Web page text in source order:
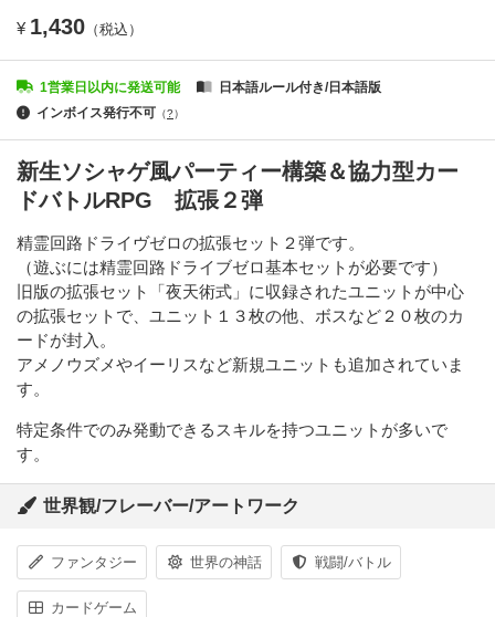
¥ 1,430 （税込）
1営業日以内に発送可能
日本語ルール付き/日本語版
インボイス発行不可 （?）
新生ソシャゲ風パーティー構築＆協力型カー
ドバトルRPG 拡張２弾
精霊回路ドライヴゼロの拡張セット２弾です。
（遊ぶには精霊回路ドライブゼロ基本セットが必要です）
旧版の拡張セット「夜天術式」に収録されたユニットが中心
の拡張セットで、ユニット１３枚の他、ボスなど２０枚のカ
ードが封入。
アメノウズメやイーリスなど新規ユニットも追加されていま
す。
特定条件でのみ発動できるスキルを持つユニットが多いで
す。
世界観/フレーバー/アートワーク
ファンタジー 世界の神話 戦闘/バトル
カードゲーム